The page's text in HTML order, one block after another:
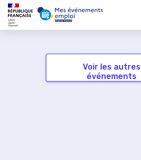
Voir les autres
événements